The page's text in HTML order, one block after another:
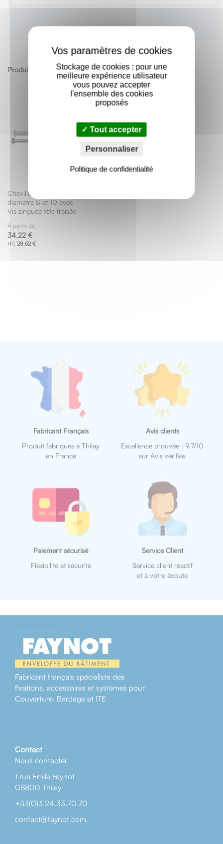
Produits apparentés
Cheville plastique
diamètre 8 et 10 avec
Vis zinguée tête fraisée
À partir de
34,22 €
28,52 €
Fabricant Français
Produit fabriqués à Thilay
en France
Avis clients
Excellence prouvée : 9.7/10
sur Avis vérifiés
Paiement sécurisé
Flexibilité et sécurité
Service Client
Service client réactif
et à votre écoute
Fabricant français spécialiste des
fixations, accessoires et systèmes pour
Couverture, Bardage et ITE
Contact
Nous contacter
1 rue Emile Faynot
08800 Thilay
+33(0)3.24.33.70.70
contact@faynot.com
Stockage de cookies : pour une
meilleure expérience utilisateur
vous pouvez accepter
l'ensemble des cookies
proposés
Tout accepter
Personnaliser
Politique de confidentialité